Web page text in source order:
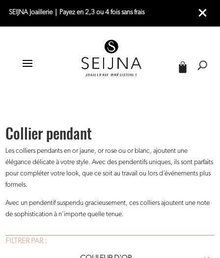
SEIJNA Joaillerie｜Payez en 2,3 ou 4 fois sans frais
Collier pendant
Les colliers pendants en or jaune, or rose ou or blanc, ajoutent une
élégance délicate à votre style. Avec des pendentifs uniques, ils sont parfaits
pour compléter votre look, que ce soit au travail ou lors d’événements plus
formels.
Avec un pendentif suspendu gracieusement, ces colliers ajoutent une note
de sophistication à n’importe quelle tenue.
FILTRER PAR :